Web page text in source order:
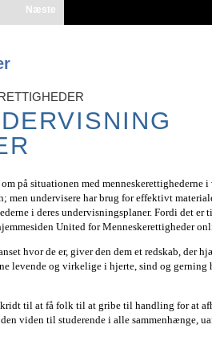
Næste
på situationen med menneskerettighederne
men undervisere har brug for effektivt
i deres undervisningsplaner. Fordi det
United for Menneskerettigheder
hvor de er, giver den dem et redskab, der
levende og virkelige i hjerte, sind og gerning
til at få folk til at gribe til handling for at
viden til studerende i alle sammenhænge,